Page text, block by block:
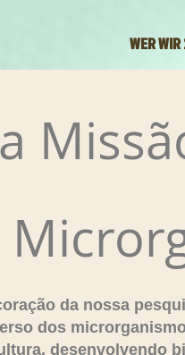
WER WIR
da nossa
dos
desenvolvendo